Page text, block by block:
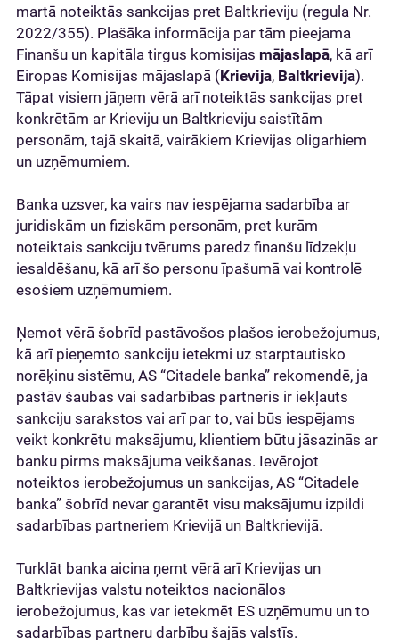
martā noteiktās sankcijas pret Baltkrieviju (regula Nr.
2022/355). Plašāka informācija par tām pieejama
Finanšu un kapitāla tirgus komisijas mājaslapā, kā arī
Eiropas Komisijas mājaslapā (Krievija, Baltkrievija).
Tāpat visiem jāņem vērā arī noteiktās sankcijas pret
konkrētām ar Krieviju un Baltkrieviju saistītām
personām, tajā skaitā, vairākiem Krievijas oligarhiem
un uzņēmumiem.
Banka uzsver, ka vairs nav iespējama sadarbība ar
juridiskām un fiziskām personām, pret kurām
noteiktais sankciju tvērums paredz finanšu līdzekļu
iesaldēšanu, kā arī šo personu īpašumā vai kontrolē
esošiem uzņēmumiem.
Ņemot vērā šobrīd pastāvošos plašos ierobežojumus,
kā arī pieņemto sankciju ietekmi uz starptautisko
norēķinu sistēmu, AS “Citadele banka” rekomendē, ja
pastāv šaubas vai sadarbības partneris ir iekļauts
sankciju sarakstos vai arī par to, vai būs iespējams
veikt konkrētu maksājumu, klientiem būtu jāsazinās ar
banku pirms maksājuma veikšanas. Ievērojot
noteiktos ierobežojumus un sankcijas, AS “Citadele
banka” šobrīd nevar garantēt visu maksājumu izpildi
sadarbības partneriem Krievijā un Baltkrievijā.
Turklāt banka aicina ņemt vērā arī Krievijas un
Baltkrievijas valstu noteiktos nacionālos
ierobežojumus, kas var ietekmēt ES uzņēmumu un to
sadarbības partneru darbību šajās valstīs.